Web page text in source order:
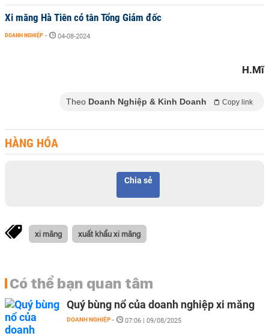
Xi măng Hà Tiên có tân Tổng Giám đốc
DOANH NGHIỆP - 04-08-2024
H.Mĩ
Theo Doanh Nghiệp & Kinh Doanh Copy link
HÀNG HÓA
Chia sẻ
xi măng xuất khẩu xi măng
Có thể bạn quan tâm
Quý bùng nổ của doanh nghiệp xi măng
DOANH NGHIỆP - 07:06 | 09/08/2025